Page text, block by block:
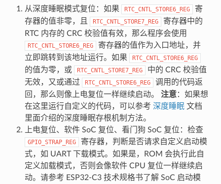
从深度睡眠模式复位：如果 RTC_CNTL_STORE6_REG
寄
存器的值非零，且
RTC_CNTL_STORE7_REG
寄存器中的
RTC 内存的 CRC 校验值有效，那么程序会使用
RTC_CNTL_STORE6_REG
寄存器的值作为入口地址，并
立即跳转到该地址运行。如果
RTC_CNTL_STORE6_REG
的值为零，或 RTC_CNTL_STORE7_REG
中的 CRC 校验值
无效，又或通过
RTC_CNTL_STORE6_REG
调用的代码返
回，那么则像上电复位一样继续启动。 注意：如果想
在这里运行自定义的代码，可以参考 深度睡眠文档
里面介绍的深度睡眠存根机制方法。
上电复位、软件 SoC 复位、看门狗 SoC 复位：检查
GPIO_STRAP_REG
寄存器，判断是否请求自定义启动模
式，如 UART 下载模式。如果是，ROM 会执行此自
定义加载模式，否则会像软件 CPU 复位一样继续启
动。请参考 ESP32-C3 技术规格书了解 SoC 启动模